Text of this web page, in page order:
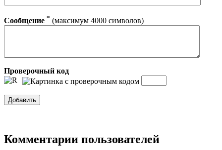
Сообщение * (максимум 4000 символов)
Проверочный код
Комментарии пользователей